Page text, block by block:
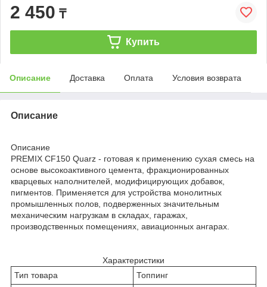
2 450 ₸
Купить
Описание Доставка Оплата Условия возврата
Описание
Описание
PREMIX CF150 Quarz - готовая к применению сухая смесь на
основе высокоактивного цемента, фракционированных
кварцевых наполнителей, модифицирующих добавок,
пигментов. Применяется для устройства монолитных
промышленных полов, подверженных значительным
механическим нагрузкам в складах, гаражах,
производственных помещениях, авиационных ангарах.
Характеристики
Тип товара
Топпинг